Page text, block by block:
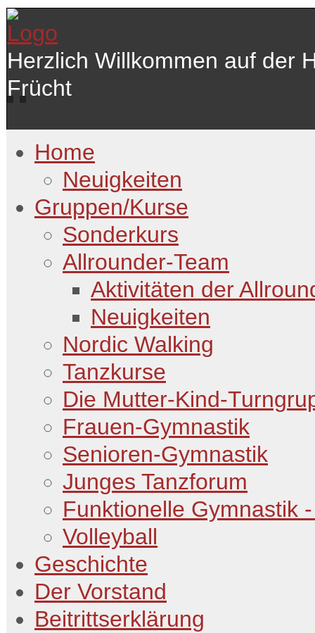
Herzlich Willkommen auf der
Frücht
Home
Neuigkeiten
Gruppen/Kurse
Sonderkurs
Allrounder-Team
Aktivitäten der
Neuigkeiten
Nordic Walking
Tanzkurse
Die Mutter-Kind-
Frauen-Gymnastik
Senioren-Gymnastik
Junges Tanzforum
Funktionelle Gymnastik
Volleyball
Geschichte
Der Vorstand
Beitrittserklärung